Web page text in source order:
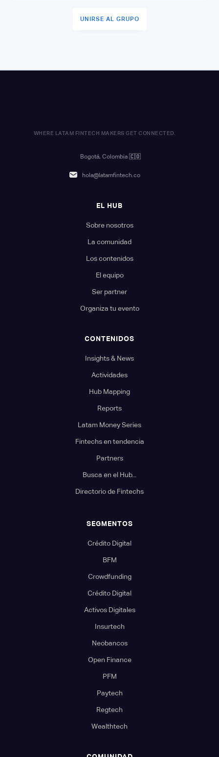
UNIRSE AL GRUPO
WHERE LATAM FINTECH MAKERS GET CONNECTED.
Bogotá, Colombia 🇨🇴
hola@latamfintech.co
EL HUB
Sobre nosotros
La comunidad
Los contenidos
El equipo
Ser partner
Organiza tu evento
CONTENIDOS
Insights & News
Actividades
Hub Mapping
Reports
Latam Money Series
Fintechs en tendencia
Partners
Busca en el Hub...
Directorio de Fintechs
SEGMENTOS
Crédito Digital
BFM
Crowdfunding
Crédito Digital
Activos Digitales
Insurtech
Neobancos
Open Finance
PFM
Paytech
Regtech
Wealthtech